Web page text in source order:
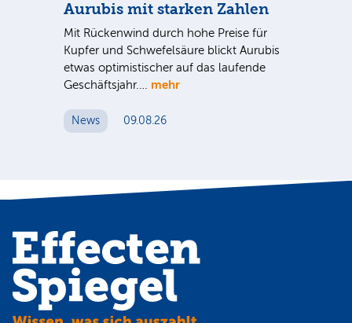
Aurubis mit starken Zahlen
Mit Rückenwind durch hohe Preise für
Kupfer und Schwefelsäure blickt Aurubis
etwas optimistischer auf das laufende
Geschäftsjahr.… mehr
News 09.08.26